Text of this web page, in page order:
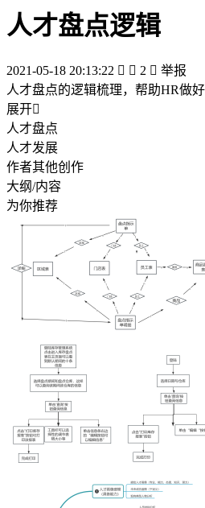
人才盘点逻辑
2021-05-18 20:13:22   2  举报
人才盘点的逻辑梳理，帮助HR做
展开
人才盘点
人才发展
作者其他创作
大纲/内容
为你推荐